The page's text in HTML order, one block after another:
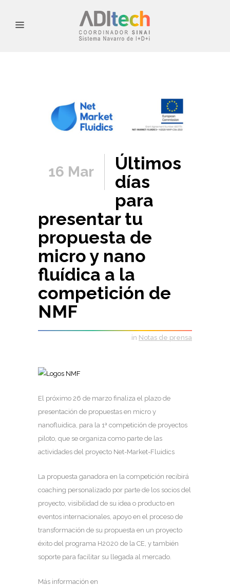
16 Mar
Últimos
días
para
presentar tu
propuesta de
micro y nano
fluídica a la
competición de
NMF
in Notas de prensa
El próximo 26 de marzo finaliza el plazo de
presentación de propuestas en micro y
nanofluidica, para la 1ª competición de proyectos
piloto, que se organiza como parte de las
actividades del proyecto Net-Market-Fluidics
La propuesta ganadora en la competición recibirá
coaching personalizado por parte de los socios del
proyecto, visibilidad de su idea o producto en
eventos internacionales, apoyo en el proceso de
transformación de su propuesta en un proyecto
éxito del programa H2020 de la CE, y también
soporte para facilitar su llegada al mercado.
Más información en